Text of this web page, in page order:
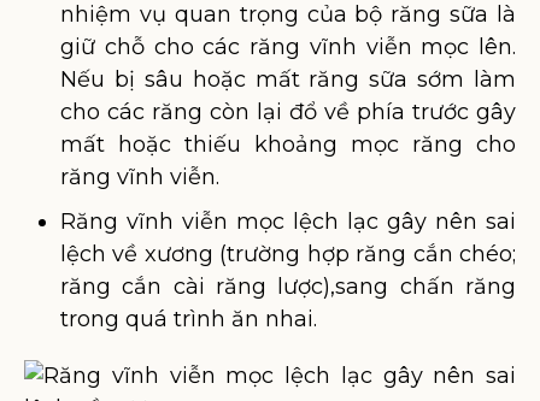
nhiệm vụ quan trọng của bộ răng sữa là
giữ chỗ cho các răng vĩnh viễn mọc lên.
Nếu bị sâu hoặc mất răng sữa sớm làm
cho các răng còn lại đổ về phía trước gây
mất hoặc thiếu khoảng mọc răng cho
răng vĩnh viễn.
Răng vĩnh viễn mọc lệch lạc gây nên sai
lệch về xương (trường hợp răng cắn chéo;
răng cắn cài răng lược),sang chấn răng
trong quá trình ăn nhai.